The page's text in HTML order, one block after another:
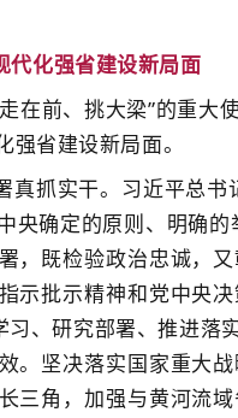
代化强省建设新局面
在前、挑大梁”的重
省建设新局面。
真抓实干。习近平总
央确定的原则、明确
，既检验政治忠诚，
示批示精神和党中央
习、研究部署、推进
。坚决落实国家重大
三角，加强与黄河流